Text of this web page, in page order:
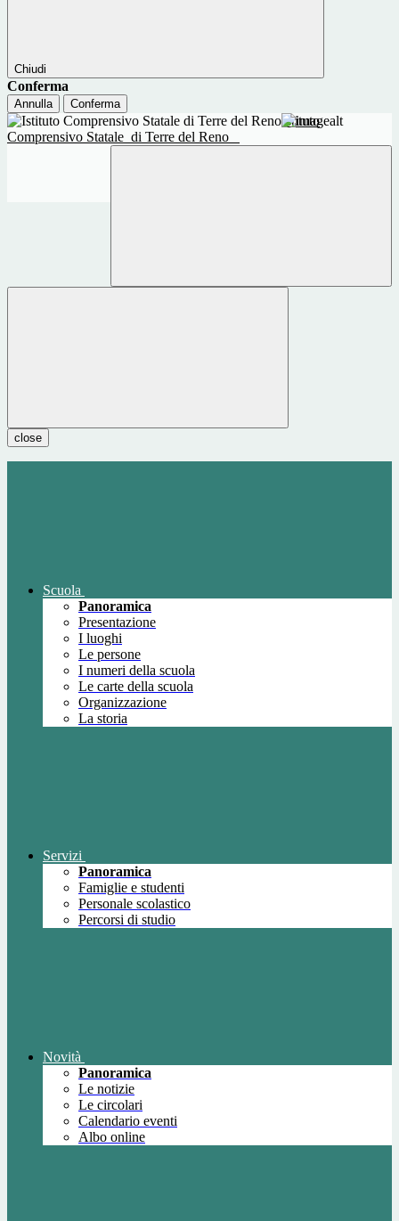
Chiudi
Conferma
Annulla Conferma
Istituto
Comprensivo Statale di Terre del Reno
close
Scuola
Panoramica
Presentazione
I luoghi
Le persone
I numeri della scuola
Le carte della scuola
Organizzazione
La storia
Servizi
Panoramica
Famiglie e studenti
Personale scolastico
Percorsi di studio
Novità
Panoramica
Le notizie
Le circolari
Calendario eventi
Albo online